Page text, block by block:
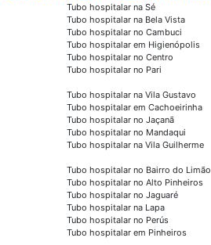
Tubo hospitalar na Sé
Tubo hospitalar na Bela Vista
Tubo hospitalar no Cambuci
Tubo hospitalar em Higienópolis
Tubo hospitalar no Centro
Tubo hospitalar no Pari
Tubo hospitalar na Vila Gustavo
Tubo hospitalar em Cachoeirinha
Tubo hospitalar no Jaçanã
Tubo hospitalar no Mandaqui
Tubo hospitalar na Vila Guilherme
Tubo hospitalar no Bairro do Limão
Tubo hospitalar no Alto Pinheiros
Tubo hospitalar no Jaguaré
Tubo hospitalar na Lapa
Tubo hospitalar no Perús
Tubo hospitalar em Pinheiros